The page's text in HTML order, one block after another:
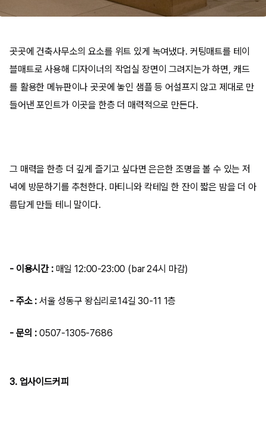
곳곳에 건축사무소의 요소를 위트 있게 녹여냈다. 커팅매트를 테이
블매트로 사용해 디자이너의 작업실 장면이 그려지는가 하면, 캐드
를 활용한 메뉴판이나 곳곳에 놓인 샘플 등 어설프지 않고 제대로 만
들어낸 포인트가 이곳을 한층 더 매력적으로 만든다.
그 매력을 한층 더 깊게 즐기고 싶다면 은은한 조명을 볼 수 있는 저
녁에 방문하기를 추천한다. 마티니와 칵테일 한 잔이 짧은 밤을 더 아
름답게 만들 테니 말이다.
- 이용시간 :매일 12:00-23:00 (bar 24시 마감)
- 주소 : 서울 성동구 왕십리로14길 30-11 1층
- 문의 : 0507-1305-7686
3. 업사이드커피